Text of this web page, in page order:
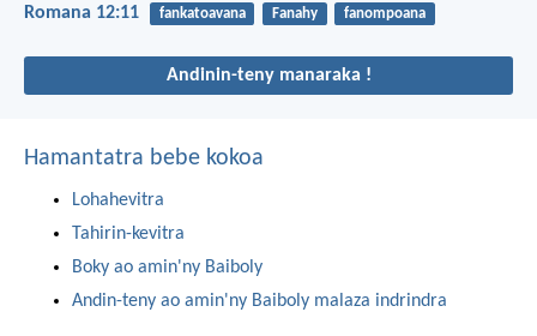
Romana 12:11 fankatoavana Fanahy fanompoana
Andinin-teny manaraka !
Hamantatra bebe kokoa
Lohahevitra
Tahirin-kevitra
Boky ao amin'ny Baiboly
Andin-teny ao amin'ny Baiboly malaza indrindra